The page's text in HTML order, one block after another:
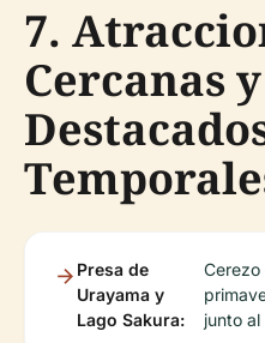
7.
Cercanas y
Presa de
Urayama y
Lago Sakura:
Cerezo
junto